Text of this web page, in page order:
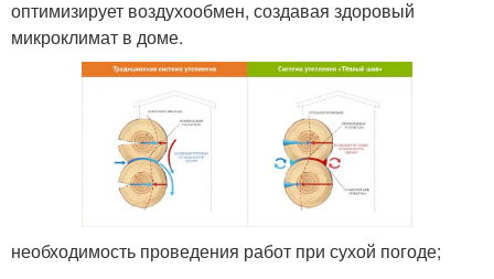
оптимизирует воздухообмен, создавая здоровый
микроклимат в доме.
необходимость проведения работ при сухой погоде;